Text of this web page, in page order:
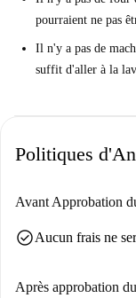
L'emplacement.
Mais vous devez
Cet appartement
Il s'agit d'un joli studio
Zwitserlandplein à
Proche du campus, du
pourraient ne pas
Il n'y a pas de
suffit d'aller à la
Politiques
Avant Approbation
check_circleAucun frais ne
Après approbation